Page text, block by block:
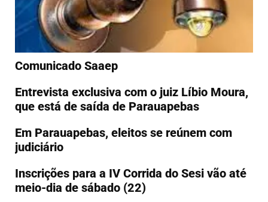
Comunicado Saaep
Entrevista exclusiva com o juiz Líbio Moura,
que está de saída de Parauapebas
Em Parauapebas, eleitos se reúnem com
judiciário
Inscrições para a IV Corrida do Sesi vão até
meio-dia de sábado (22)